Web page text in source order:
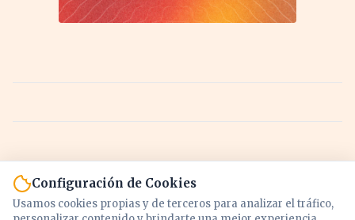
Configuración de Cookies
Usamos cookies propias y de terceros para analizar el tráfico,